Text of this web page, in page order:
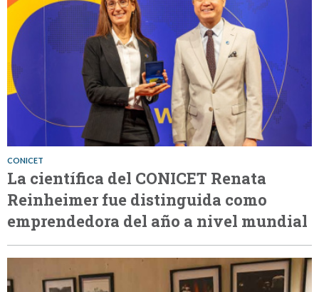
CONICET
La científica del CONICET Renata
Reinheimer fue distinguida como
emprendedora del año a nivel mundial